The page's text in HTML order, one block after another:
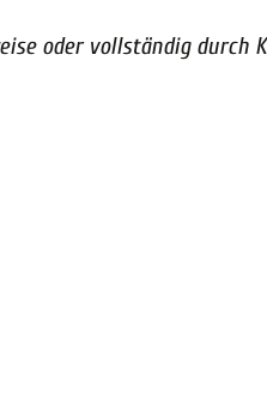
oder vollständig durch